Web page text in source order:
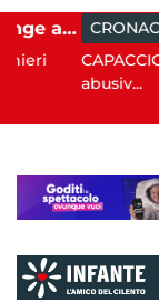
Penisola Sorrentina, si finge addetto pulizie per violentare turista in albergo: 37enne in carcere CRONACA
CAPACCIO
abusiv...